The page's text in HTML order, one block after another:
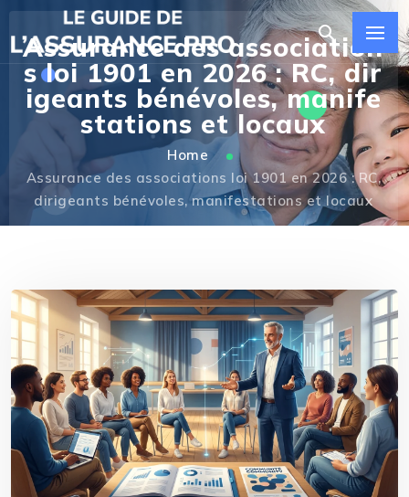
Assurance des association
s loi 1901 en 2026 : RC, dir
igeants bénévoles, manife
stations et locaux
Home
Assurance des associations loi 1901 en 2026 : RC,
dirigeants bénévoles, manifestations et locaux